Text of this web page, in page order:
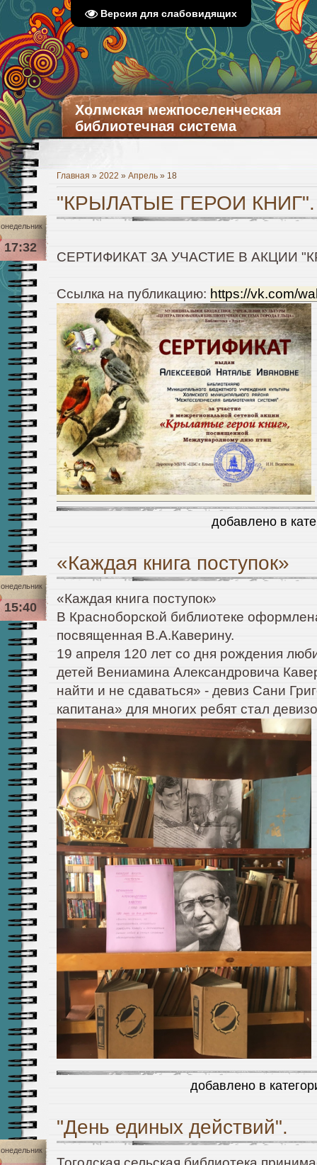
Версия для слабовидящих
Холмская межпоселенческая
библиотечная система
Главная » 2022 » Апрель » 18
"КРЫЛАТЫЕ ГЕРОИ КНИГ".
17:32
СЕРТИФИКАТ ЗА УЧАСТИЕ В АКЦИИ
Ссылка на публикацию: https://vk.com/
добавлено в
«Каждая книга поступок»
15:40
«Каждая книга поступок»
В Красноборской библиотеке
посвященная В.А.Каверину.
19 апреля 120 лет со дня рождения
детей Вениамина Александровича
найти и не сдаваться» - девиз Сани
капитана» для многих ребят стал
добавлено в
"День единых действий".